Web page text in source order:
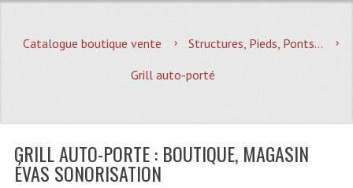
MAGASIN
Quoi De Neuf?
Plan Acces, Horaires.
Location De Matériel
Catalogue boutique vente
Structures, Pieds, Ponts...
Grill auto-porté
GRILL AUTO-PORTE : BOUTIQUE, MAGASIN
ÉVAS SONORISATION